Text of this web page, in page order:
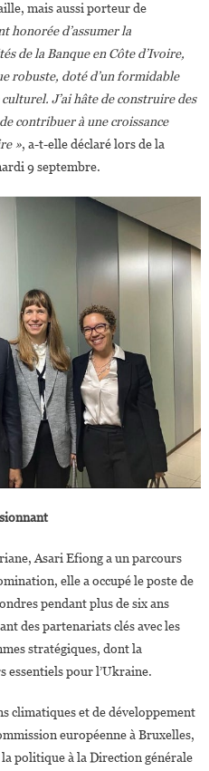
mais aussi porteur de
honorée d’assumer la
de la Banque en Côte d’Ivoire,
robuste, doté d’un formidable
J’ai hâte de construire des
contribuer à une croissance
», a-t-elle déclaré lors de la
9 septembre.
Asari Efiong a un parcours
elle a occupé le poste de
pendant plus de six ans
des partenariats clés avec les
stratégiques, dont la
essentiels pour l’Ukraine.
climatiques et de développement
européenne à Bruxelles,
politique à la Direction générale